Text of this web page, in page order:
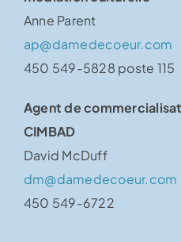
Anne Parent
ap@damedecoeur.com
450 549-5828 poste 115
Agent de
CIMBAD
David McDuff
dm@damedecoeur.com
450 549-6722